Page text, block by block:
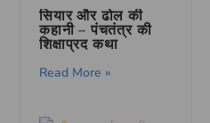
सियार और ढोल की
कहानी – पंचतंत्र की
शिक्षाप्रद कथा
Read More »